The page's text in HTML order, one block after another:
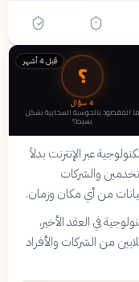
قبل 4 أشهر ؟
4 سؤال
ما المقصود بالحوسبة السحابية بشكل
بسيط؟
عبر الإنترنت بدلاً
والشركات
من أي مكان وزمان.
في العقد الأخير،
من الشركات والأفراد